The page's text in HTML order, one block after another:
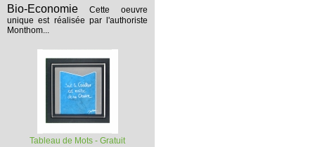
Bio-Economie
Cette oeuvre
unique est réalisée par l'authoriste
Monthom...
Tableau de Mots - Gratuit